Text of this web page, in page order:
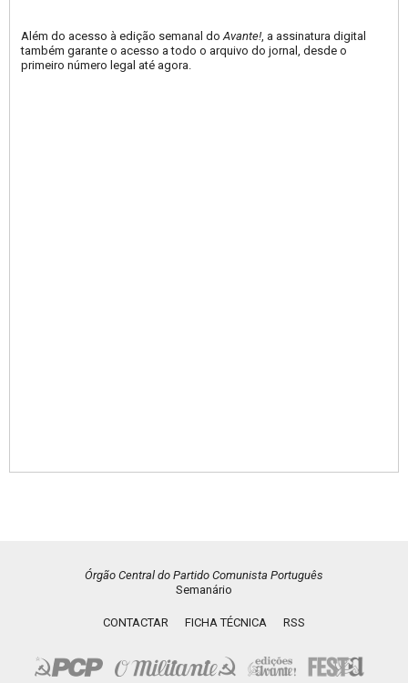
Além do acesso à edição semanal doAvante!, a assinatura digital
também garante o acesso a todo o arquivo do jornal, desde o
primeiro número legal até agora.
Órgão Central do Partido Comunista Português
Semanário
CONTACTAR FICHA TÉCNICA RSS